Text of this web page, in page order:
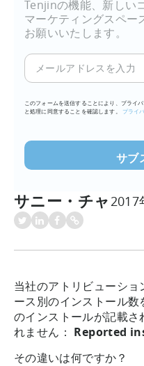
Tenjinの機能、新しい
マーケティングスペー
お願いいたします。
メ
ー
ア
レ
を
力
(必
須)
このフォームを送信することにより、プライ
と処理に同意することを確認します。
プライ
サニー・チャ2017
当社のアトリビューシ
ース別のインストール
のインストールが記載
れません： Reported
その違いは何ですか？